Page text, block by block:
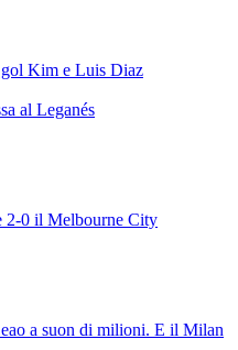
Kim e Luis Diaz
al Leganés
2-0 il Melbourne City
a suon di milioni. E il Milan